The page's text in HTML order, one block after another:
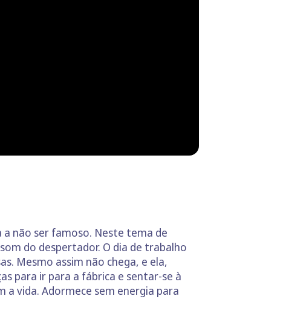
a não ser famoso. Neste tema de
do despertador. O dia de trabalho
Mesmo assim não chega, e ela,
para ir para a fábrica e sentar-se à
a vida. Adormece sem energia para